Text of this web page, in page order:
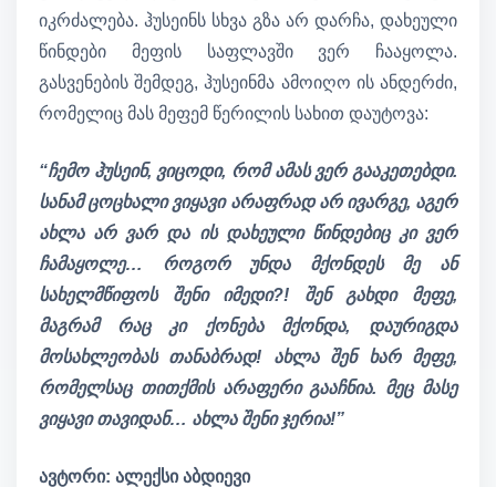
იკრძალება. ჰუსეინს სხვა გზა არ დარჩა, დახეული
წინდები მეფის საფლავში ვერ ჩააყოლა.
გასვენების შემდეგ, ჰუსეინმა ამოიღო ის ანდერძი,
რომელიც მას მეფემ წერილის სახით დაუტოვა:
“ჩემო ჰუსეინ, ვიცოდი, რომ ამას ვერ გააკეთებდი.
სანამ ცოცხალი ვიყავი არაფრად არ ივარგე, აგერ
ახლა არ ვარ და ის დახეული წინდებიც კი ვერ
ჩამაყოლე… როგორ უნდა მქონდეს მე ან
სახელმწიფოს შენი იმედი?! შენ გახდი მეფე,
მაგრამ რაც კი ქონება მქონდა, დაურიგდა
მოსახლეობას თანაბრად! ახლა შენ ხარ მეფე,
რომელსაც თითქმის არაფერი გააჩნია. მეც მასე
ვიყავი თავიდან… ახლა შენი ჯერია!”
ავტორი: ალექსი აბდიევი